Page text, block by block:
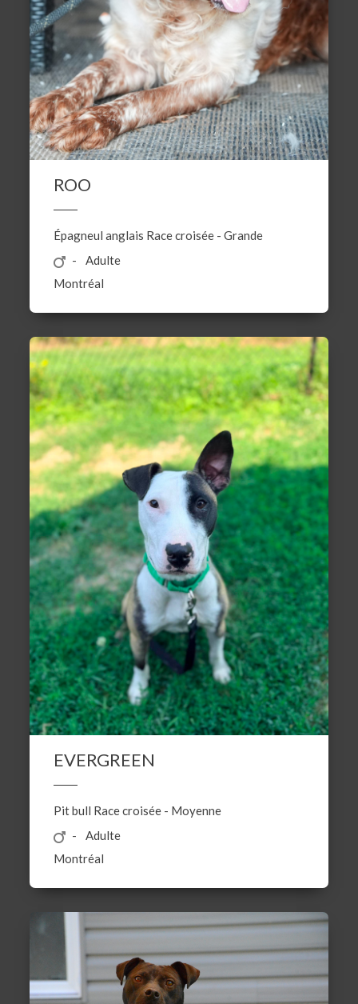
ROO
Épagneul anglais Race croisée -Grande
Adulte
Montréal
EVERGREEN
Pit bull Race croisée - Moyenne
Adulte
Montréal